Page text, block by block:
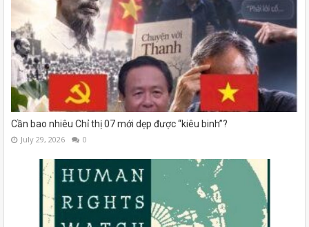
Cần bao nhiêu Chỉ thị 07 mới dẹp được “kiêu binh”?
July 29, 2026 0